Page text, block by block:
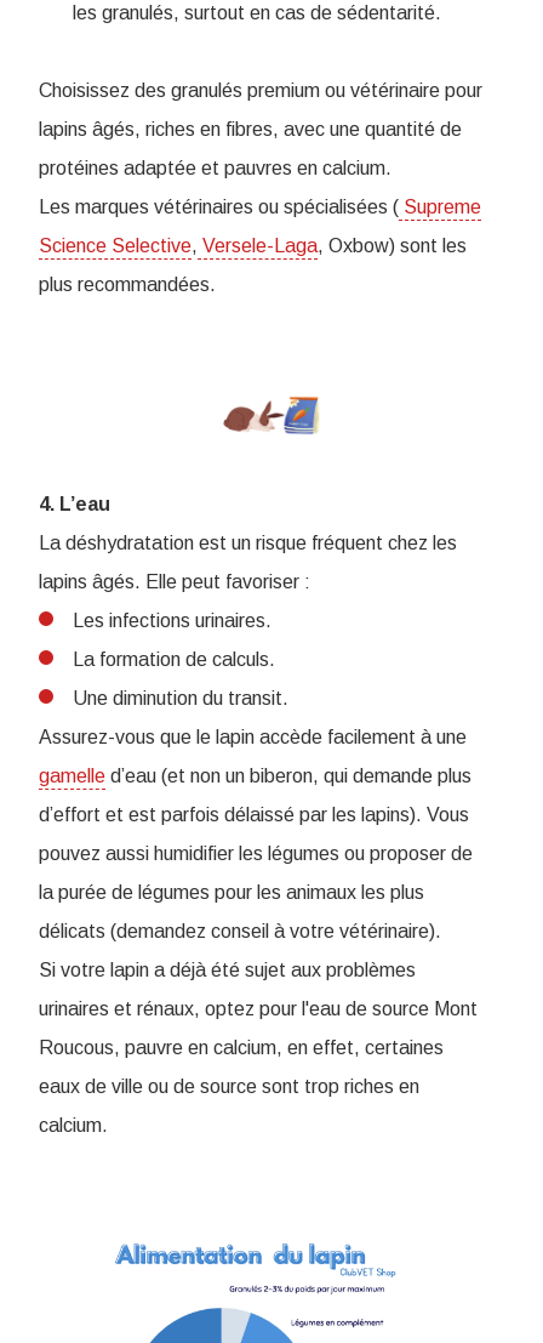
les granulés, surtout en cas de sédentarité.
Choisissez des granulés premium ou vétérinaire pour
lapins âgés, riches en fibres, avec une quantité de
protéines adaptée et pauvres en calcium.
Les marques vétérinaires ou spécialisées ( Supreme
Science Selective, Versele-Laga, Oxbow) sont les
plus recommandées.
4. L’eau
La déshydratation est un risque fréquent chez les
lapins âgés. Elle peut favoriser :
Les infections urinaires.
La formation de calculs.
Une diminution du transit.
Assurez-vous que le lapin accède facilement à une
gamelle d’eau (et non un biberon, qui demande plus
d’effort et est parfois délaissé par les lapins). Vous
pouvez aussi humidifier les légumes ou proposer de
la purée de légumes pour les animaux les plus
délicats (demandez conseil à votre vétérinaire).
Si votre lapin a déjà été sujet aux problèmes
urinaires et rénaux, optez pour l'eau de source Mont
Roucous, pauvre en calcium, en effet, certaines
eaux de ville ou de source sont trop riches en
calcium.